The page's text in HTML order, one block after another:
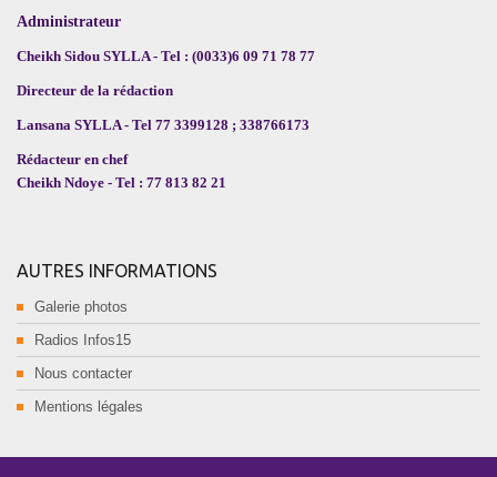
Administrateur
Cheikh Sidou SYLLA - Tel : (0033)6 09 71 78 77
Directeur de la rédaction
Lansana SYLLA - Tel 77 3399128 ; 338766173
Rédacteur en chef
Cheikh Ndoye - Tel : 77 813 82 21
AUTRES INFORMATIONS
Galerie photos
Radios Infos15
Nous contacter
Mentions légales